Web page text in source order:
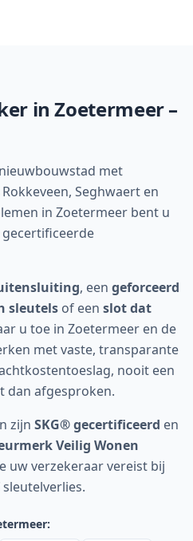
inZoetermeer–
met
Seghwaert en
in Zoetermeer bent u
, een geforceerd
sleutels of een slot dat
u toe in Zoetermeer en de
met vaste, transparante
nooit een
dan afgesproken.
zijn SKG® gecertificeerd en
Veilig Wonen
uw verzekeraar vereist bij
: